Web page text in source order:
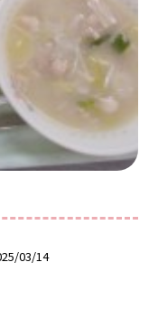
03/14